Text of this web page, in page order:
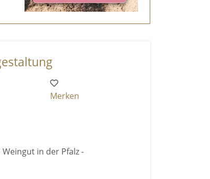
Merken
in der Pfalz -